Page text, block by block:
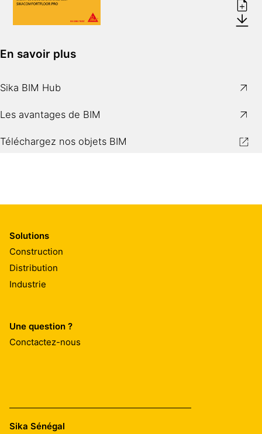
En savoir plus
Sika BIM Hub
Les avantages de BIM
Téléchargez nos objets BIM
Solutions
Construction
Distribution
Industrie
Une question ?
Conctactez-nous
Sika Sénégal